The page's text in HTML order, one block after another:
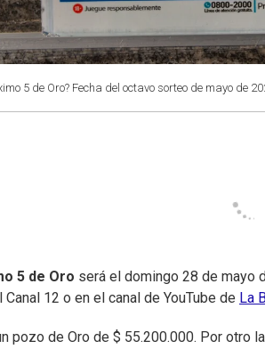
5 de Oro? Fecha del octavo sorteo de mayo de
5 de Oro será el domingo 28 de mayo
12 o en el canal de YouTube de La
pozo de Oro de $ 55.200.000. Por otro